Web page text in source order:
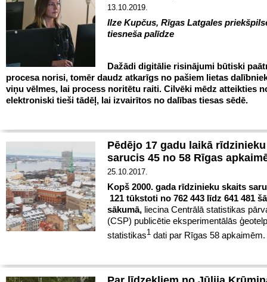
13.10.2019.
Ilze Kupčus, Rīgas Latgales
tiesneša palīdze
Dažādi digitālie risinājumi būtiski
procesa norisi, tomēr daudz atkarīgs no pašiem lietas
viņu vēlmes, lai process noritētu raiti. Cilvēki mēdz atteikties
elektroniski tieši tādēļ, lai izvairītos no dalības tiesas sēdē.
Pēdējo 17 gadu laikā
sarucis 45 no 58 Rīgas
25.10.2017.
Kopš 2000. gada rīdzinieku skaits
121 tūkstoti no 762 443 līdz 641 481
sākumā, liecina Centrālā statistikas
(CSP) publicētie eksperimentālās
statistikas1 dati par Rīgas 58 apkaimēm.